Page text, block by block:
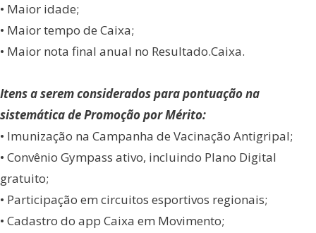
• Maior idade;
• Maior tempo de Caixa;
• Maior nota final anual no Resultado.Caixa.
Itens a serem considerados para pontuação na
sistemática de Promoção por Mérito:
• Imunização na Campanha de Vacinação Antigripal;
• Convênio Gympass ativo, incluindo Plano Digital
gratuito;
• Participação em circuitos esportivos regionais;
• Cadastro do app Caixa em Movimento;